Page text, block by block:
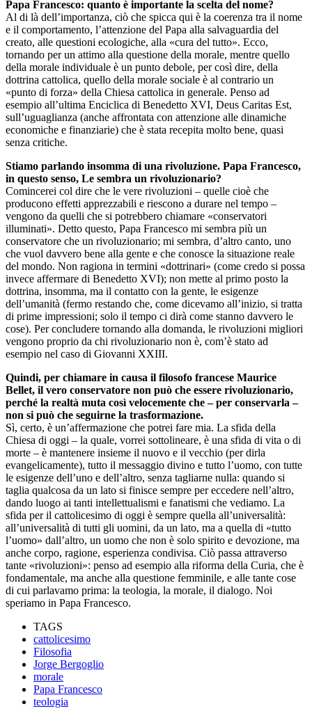
Papa Francesco: quanto è importante la scelta del nome?
Al di là dell’importanza, ciò che spicca qui è la coerenza tra il nome
e il comportamento, l’attenzione del Papa alla salvaguardia del
creato, alle questioni ecologiche, alla «cura del tutto». Ecco,
tornando per un attimo alla questione della morale, mentre quello
della morale individuale è un punto debole, per così dire, della
dottrina cattolica, quello della morale sociale è al contrario un
«punto di forza» della Chiesa cattolica in generale. Penso ad
esempio all’ultima Enciclica di Benedetto XVI, Deus Caritas Est,
sull’uguaglianza (anche affrontata con attenzione alle dinamiche
economiche e finanziarie) che è stata recepita molto bene, quasi
senza critiche.
Stiamo parlando insomma di una rivoluzione. Papa Francesco,
in questo senso, Le sembra un rivoluzionario?
Comincerei col dire che le vere rivoluzioni – quelle cioè che
producono effetti apprezzabili e riescono a durare nel tempo –
vengono da quelli che si potrebbero chiamare «conservatori
illuminati». Detto questo, Papa Francesco mi sembra più un
conservatore che un rivoluzionario; mi sembra, d’altro canto, uno
che vuol davvero bene alla gente e che conosce la situazione reale
del mondo. Non ragiona in termini «dottrinari» (come credo si possa
invece affermare di Benedetto XVI); non mette al primo posto la
dottrina, insomma, ma il contatto con la gente, le esigenze
dell’umanità (fermo restando che, come dicevamo all’inizio, si tratta
di prime impressioni; solo il tempo ci dirà come stanno davvero le
cose). Per concludere tornando alla domanda, le rivoluzioni migliori
vengono proprio da chi rivoluzionario non è, com’è stato ad
esempio nel caso di Giovanni XXIII.
Quindi, per chiamare in causa il filosofo francese Maurice
Bellet, il vero conservatore non può che essere rivoluzionario,
perché la realtà muta così velocemente che – per conservarla –
non si può che seguirne la trasformazione.
Sì, certo, è un’affermazione che potrei fare mia. La sfida della
Chiesa di oggi – la quale, vorrei sottolineare, è una sfida di vita o di
morte – è mantenere insieme il nuovo e il vecchio (per dirla
evangelicamente), tutto il messaggio divino e tutto l’uomo, con tutte
le esigenze dell’uno e dell’altro, senza tagliarne nulla: quando si
taglia qualcosa da un lato si finisce sempre per eccedere nell’altro,
dando luogo ai tanti intellettualismi e fanatismi che vediamo. La
sfida per il cattolicesimo di oggi è sempre quella all’universalità:
all’universalità di tutti gli uomini, da un lato, ma a quella di «tutto
l’uomo» dall’altro, un uomo che non è solo spirito e devozione, ma
anche corpo, ragione, esperienza condivisa. Ciò passa attraverso
tante «rivoluzioni»: penso ad esempio alla riforma della Curia, che è
fondamentale, ma anche alla questione femminile, e alle tante cose
di cui parlavamo prima: la teologia, la morale, il dialogo. Noi
speriamo in Papa Francesco.
TAGS
cattolicesimo
Filosofia
Jorge Bergoglio
morale
Papa Francesco
teologia